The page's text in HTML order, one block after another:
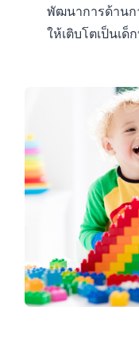
พัฒนาการด้าน
ให้เติบโตเป็นเ